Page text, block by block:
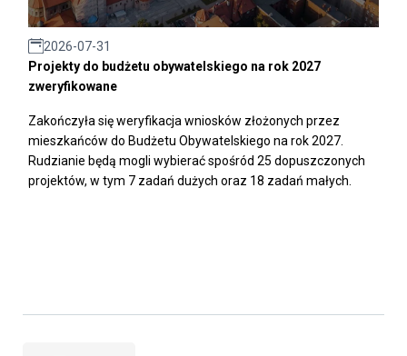
2026-07-31
Projekty do budżetu obywatelskiego na rok 2027
zweryfikowane
Zakończyła się weryfikacja wniosków złożonych przez
mieszkańców do Budżetu Obywatelskiego na rok 2027.
Rudzianie będą mogli wybierać spośród 25 dopuszczonych
projektów, w tym 7 zadań dużych oraz 18 zadań małych.